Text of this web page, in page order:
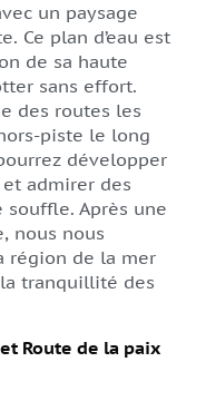
un paysage
Ce plan d’eau est
de sa haute
sans effort.
des routes les
piste le long
développer
admirer des
souffle. Après une
nous nous
région de la mer
tranquillité des
Route de la paix